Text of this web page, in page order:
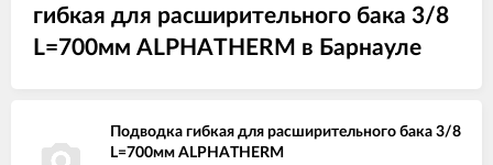
гибкая для расширительного бака 3/8
L=700мм ALPHATHERM в Барнауле
Подводка гибкая для расширительного бака 3/8
L=700мм ALPHATHERM